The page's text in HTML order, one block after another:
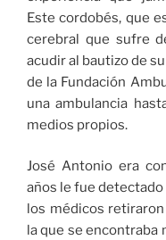
Este cordobés, que
cerebral que sufre
acudir al bautizo de
de la Fundación
una ambulancia
medios propios.
José Antonio era
años le fue
los médicos
la que se encontraba